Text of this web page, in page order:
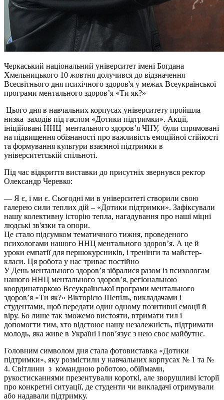
Черкаський національний університет імені Богдана
Хмельницького 10 жовтня долучився до відзначення
Всесвітнього дня психічного здоров'я у межах Всеукраїнської
програми ментального здоров’я «Ти як?»
Цього дня в навчальних корпусах університету пройшла
низка заходів під гаслом «Дотики підтримки». Акції,
ініційовані ННЦ ментального здоров’я ЧНУ, були спрямовані
на підвищення обізнаності про важливість емоційної стійкості
та формування культури взаємної підтримки в
університетській спільноті.
Під час відкриття виставки до присутніх звернувся ректор
Олександр Черевко:
— Я є, і ми є. Сьогодні ми в університеті створили свою
галерею сили теплих дій – «Дотики підтримки». Зафіксували
нашу колективну історію тепла, нагадування про наші міцні
людські зв'язки та опори.
Це стало підсумком тематичного тижня, проведеного
психологами нашого ННЦ ментального здоров’я. А це й
уроки емпатії для першокурсників, і тренінги та майстер-
класи. Ця робота у нас триває постійно
У День ментального здоров’я зібралися разом із психологам
нашого ННЦ ментального здоров’я, регіональною
координаторкою Всеукраїнської програми ментального
здоров’я «Ти як?» Вікторією Шепіль, викладачами і
студентами, щоб передати один одному позитивні емоції й
віру. Бо лише так зможемо вистояти, втримати тил і
допомогти тим, хто відстоює нашу незалежність, підтримати
молодь, яка живе в Україні і пов’язує з нею своє майбутнє.
Головним символом дня стала фотовиставка «Дотики
підтримки», яку розмістили у навчальних корпусах № 1 та №
4. Світлини з командною роботою, обіймами,
рукостисканнями презентували короткі, але зворушливі історії
про конкретні ситуації, де студенти чи викладачі отримували
або надавали підтримку.